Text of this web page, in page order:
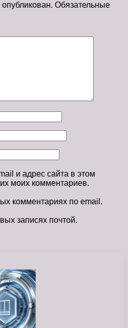
Обязательные
и адрес сайта в этом
моих комментариев.
комментариях по email.
записях почтой.